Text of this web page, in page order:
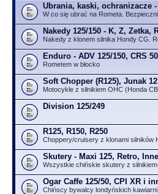
Ubrania, kaski, ochranizacze
W co się ubrać na Rometa.
Nakedy 125/150 - K, Z, Zetka,
Nakedy z klonem silnika Hondy CG.
Enduro - ADV 125/150, CRS
Rometem w błocko
Soft Chopper (R125), Junak
Motocykle z silnikiem OHC (Honda
Division 125/249
R125, R150, R250
Choppery/cruisery z klonami silników
Skutery - Maxi 125, Retro, Inne
Wszystkie chińskie skutery z
Ogar Caffe 125/50, CPI XR i
Chińscy bywalcy londyńskich kawiarni